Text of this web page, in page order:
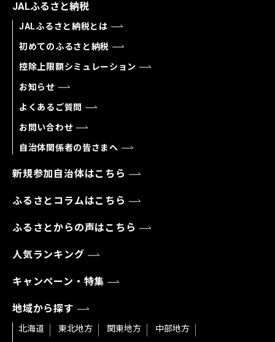
JALふるさと納税
JALふるさと納税とは
初めてのふるさと納税
控除上限額シミュレーション
お知らせ
よくあるご質問
お問い合わせ
自治体関係者の皆さまへ
新規参加自治体はこちら
ふるさとコラムはこちら
ふるさとからの声はこちら
人気ランキング
キャンペーン・特集
地域から探す
北海道 東北地方 関東地方
中部地方